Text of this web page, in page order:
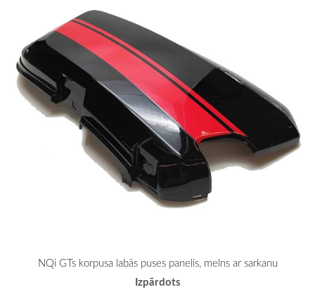
NQi GTs korpusa labās puses panelis, melns ar sarkanu
Izpārdots